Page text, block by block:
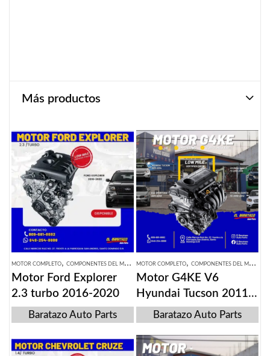
Más productos
MOTOR COMPLETO, COMPONENTES DEL MOTOR
Motor Ford Explorer
2.3 turbo 2016-2020
Baratazo Auto Parts
MOTOR COMPLETO, COMPONENTES DEL MOTOR
Motor G4KE V6
Hyundai Tucson 2011-
2014, santa fe 2010-
2016 Kia Sportage
2011-2013
Baratazo Auto Parts